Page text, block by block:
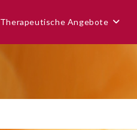
Therapeutische Angebote